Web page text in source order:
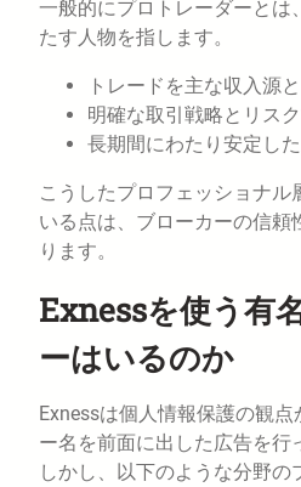
一般的にプロトレーダーとは
たす人物を指します。
トレードを主な収入源
明確な取引戦略とリス
長期間にわたり安定し
こうしたプロフェッショナル
いる点は、ブローカーの信頼
ります。
Exnessを使う有
ーはいるのか
Exnessは個人情報保護の観
ー名を前面に出した広告を行
しかし、以下のような分野の